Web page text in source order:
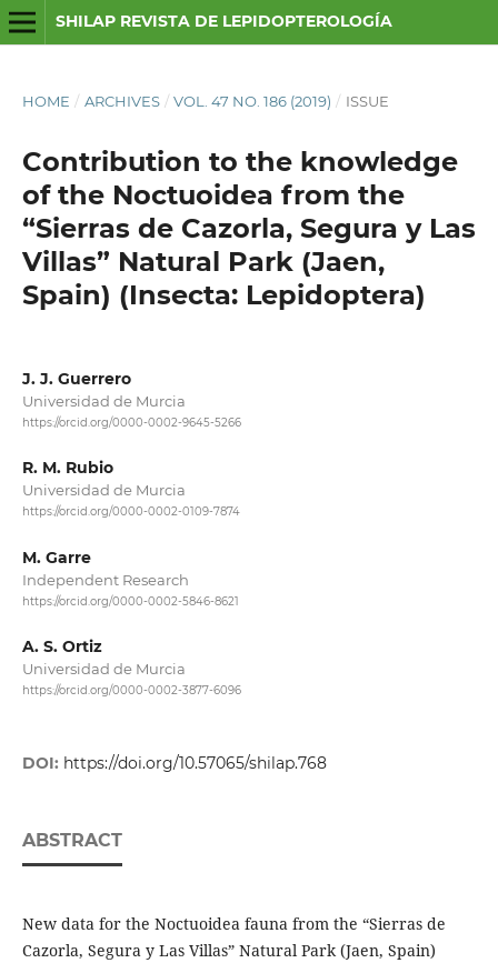
SHILAP REVISTA DE LEPIDOPTEROLOGÍA
HOME / ARCHIVES / VOL. 47 NO. 186 (2019) / ISSUE
Contribution to the knowledge
of the Noctuoidea from the
“Sierras de Cazorla, Segura y Las
Villas” Natural Park (Jaen,
Spain) (Insecta: Lepidoptera)
J. J. Guerrero
Universidad de Murcia
https://orcid.org/0000-0002-9645-5266
R. M. Rubio
Universidad de Murcia
https://orcid.org/0000-0002-0109-7874
M. Garre
Independent Research
https://orcid.org/0000-0002-5846-8621
A. S. Ortiz
Universidad de Murcia
https://orcid.org/0000-0002-3877-6096
DOI: https://doi.org/10.57065/shilap.768
ABSTRACT
New data for the Noctuoidea fauna from the “Sierras de
Cazorla, Segura y Las Villas” Natural Park (Jaen, Spain)